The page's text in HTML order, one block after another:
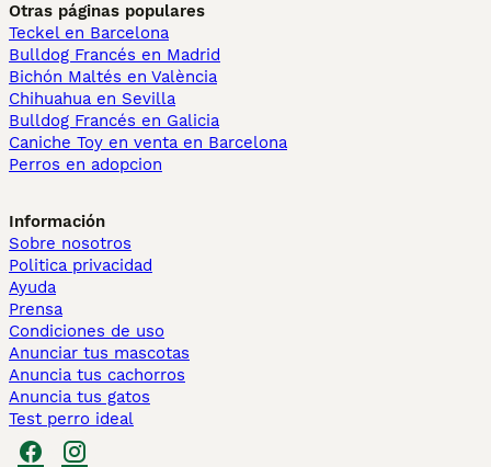
Otras páginas populares
Teckel en Barcelona
Bulldog Francés en Madrid
Bichón Maltés en València
Chihuahua en Sevilla
Bulldog Francés en Galicia
Caniche Toy en venta en Barcelona
Perros en adopcion
Información
Sobre nosotros
Politica privacidad
Ayuda
Prensa
Condiciones de uso
Anunciar tus mascotas
Anuncia tus cachorros
Anuncia tus gatos
Test perro ideal